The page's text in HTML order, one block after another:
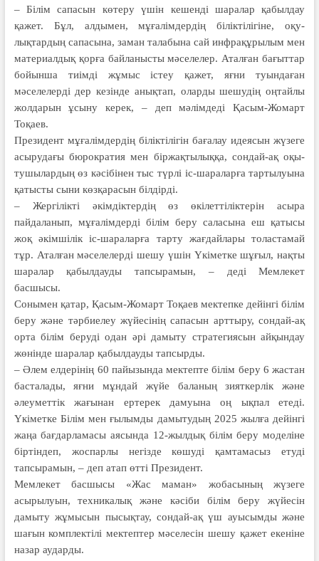
– Білім сапасын көтеру үшін ке­шенді шаралар қабылдау
қажет. Бұл, ал­дымен, мұғалімдердің біліктілігіне, оқу­
лықтардың сапасына, заман талабына сай инфрақұрылым мен
материалдық қорға байланысты мә­селелер. Аталған бағыттар
бойынша тиімді жұмыс істеу қажет, яғни туындаған
мәселелерді дер кезінде анықтап, оларды шешудің оңтайлы
жолдарын ұсыну керек, – деп мәлімдеді Қасым-Жомарт
Тоқаев.
Президент мұғалімдердің бі­лік­тілігін бағалау идеясын жү­зеге
асырудағы бюрократия мен біржақтылыққа, сондай-ақ оқы­
тушылардың өз кәсібінен тыс түрлі іс-шараларға тартылуына
қатысты сыни көзқарасын білдірді.
– Жергілікті әкімдіктердің өз өкі­­леттіліктерін асыра
пайдаланып, мұға­лімдерді білім беру саласына еш қатысы
жоқ әкімшілік іс-шараларға тарту жағдайлары толастамай
тұр. Аталған мәселелерді шешу үшін Үкі­метке шұғыл, нақты
шаралар қа­был­дау­ды тапсырамын, – деді Мемлекет
басшысы.
Сонымен қатар, Қасым-Жомарт Тоқаев мектепке дейінгі білім
беру және тәрбиелеу жүйесінің сапасын арттыру, сондай-ақ
орта білім беруді одан әрі дамыту стратегиясын айқындау
жөнінде шаралар қа­былдауды тапсырды.
– Әлем елдерінің 60 пайызында мектепте білім беру 6 жастан
бас­талады, яғни мұндай жүйе баланың зияткерлік және
әлеуметтік жағынан ертерек дамуына оң ықпал етеді.
Үкіметке Білім мен ғылымды да­мытудың 2025 жылға дейінгі
жаңа бағдарламасы аясында 12-жылдық білім беру моделіне
біртіндеп, жоспарлы негізде көшуді қамтамасыз етуді
тапсырамын, – деп атап өтті Президент.
Мемлекет басшысы «Жас маман» жобасының жүзеге
асырылуын, техникалық және кәсіби білім беру жүйесін
дамыту жұмысын пысықтау, сондай-ақ үш ауысымды және
шағын комплектілі мектептер мәселесін шешу қажет екеніне
назар аударды.